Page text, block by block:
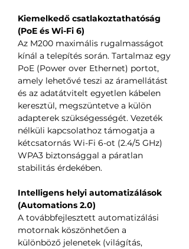
Kiemelkedő csatlakoztathatóság
(PoE és Wi-Fi 6)
Az M200 maximális rugalmasságot
kínál a telepítés során. Tartalmaz egy
PoE (Power over Ethernet) portot,
amely lehetővé teszi az áramellátást
és az adatátvitelt egyetlen kábelen
keresztül, megszüntetve a külön
adapterek szükségességét. Vezeték
nélküli kapcsolathoz támogatja a
kétcsatornás Wi-Fi 6-ot (2.4/5 GHz)
WPA3 biztonsággal a páratlan
stabilitás érdekében.
Intelligens helyi automatizálások
(Automations 2.0)
A továbbfejlesztett automatizálási
motornak köszönhetően a
különböző jelenetek (világítás,